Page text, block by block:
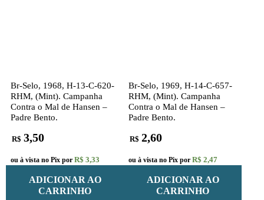
Br-Selo, 1968, H-13-C-620-
RHM, (Mint). Campanha
Contra o Mal de Hansen –
Padre Bento.
R$ 3,50
ou à vista no Pix por R$ 3,33
ADICIONAR AO
CARRINHO
Br-Selo, 1969, H-14-C-657-
RHM, (Mint). Campanha
Contra o Mal de Hansen –
Padre Bento.
R$ 2,60
ou à vista no Pix por R$ 2,47
ADICIONAR AO
CARRINHO